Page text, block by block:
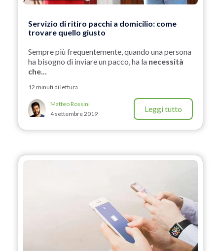
Servizio di ritiro pacchi a domicilio: come
trovare quello giusto
Sempre più frequentemente, quando una persona
ha bisogno di inviare un pacco, ha la necessità
che...
12 minuti di lettura
Matteo Rossini
4 settembre 2019
Leggi tutto